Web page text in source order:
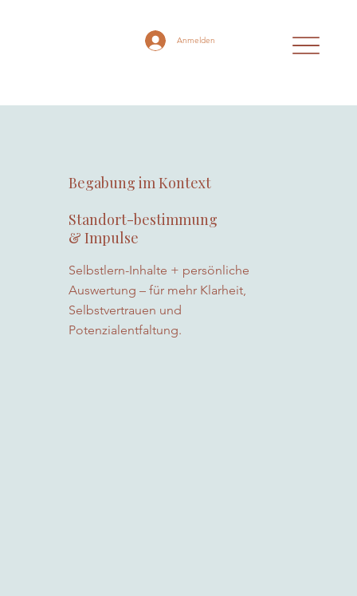
Anmelden
Begabung im Kontext
Standort-bestimmung
& Impulse
Selbstlern-Inhalte + persönliche
Auswertung – für mehr Klarheit,
Selbstvertrauen und
Potenzialentfaltung.